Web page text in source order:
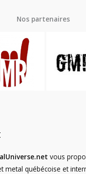
Nos partenaires
vous
metal québécoise et